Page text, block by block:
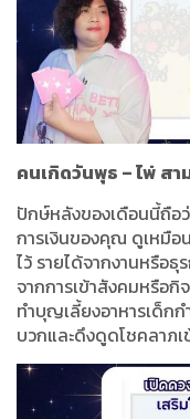
คนเกิดวันพุธ –ไพ่ สา
ปักษ์หลังของเดือนนี้ถือ
การเงินของคุณ ดูเหมือ
ไว้ รายได้จากงานหรือ
จากการเข้าสังคมหรือกิ
ทำบุญเลี้ยงอาหารเด็ก
บวกและดึงดูดโชคลาภ